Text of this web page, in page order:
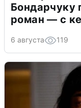
Бондарчуку
роман — с
6 августа 119